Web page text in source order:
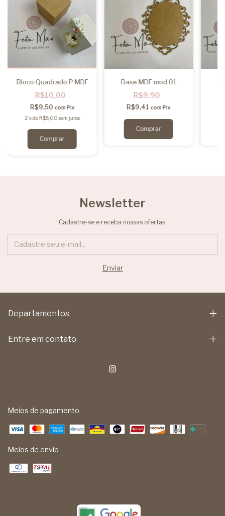
Bloco Quadrado P MDF
R$10,00
R$9,50 com Pix
2 xdeR$5,00sem juros
Base MDF mod 01
R$9,90
R$9,41com Pix
Newsletter
Cadastre-se e receba nossas ofertas.
Departamentos
Entre em contato
Meios de pagamento
Meios de envio